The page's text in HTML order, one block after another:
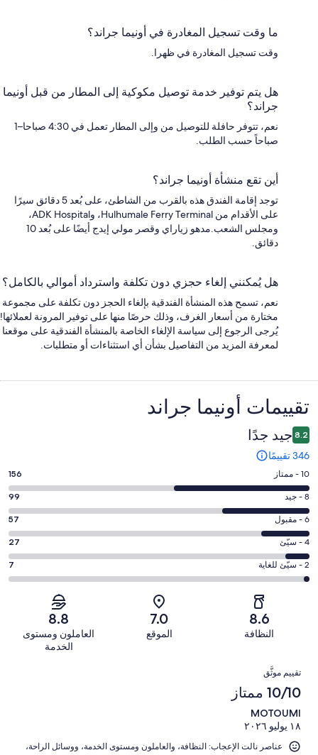
ما وقت تسجيل المغادرة في أونيما جراند؟
وقت تسجيل المغادرة في ظهرا.
هل يتم توفير خدمة توصيل مكوكية إلى المطار من قبل أونيما
جراند؟
نعم، تتوفر حافلة للتوصيل من وإلى المطار تعمل في 4:30 صباحا–1
صباحاً حسب الطلب.
أين تقع منشأة أونيما جراند؟
توجد إقامة الفندق هذه بالقرب من الشاطئ، على بُعد 5 دقائق سيرًا
على الأقدام من Hulhumale Ferry Terminal، وADK Hospital،
ومجلس الشعب.مدهو زياراي وقصر مولي إيدج أيضًا على بُعد 10
دقائق.
هل يُمكنني إلغاء حجزي دون تكلفة واسترداد أموالي بالكامل؟
نعم، تسمح هذه المنشأة الفندقية بإلغاء الحجز دون تكلفة على مجموعة
مختارة من أسعار الغرف، وذلك حرصًا منها على توفير المرونة لعملائها!
يُرجى الرجوع إلى سياسة الإلغاء الخاصة بالمنشأة الفندقية على موقعنا
لمعرفة المزيد من التفاصيل بشأن أي استثناءات أو متطلبات.
التقييمات
تقييمات ⁦أونيما جراند⁩
8.2 جيد جدًا
346 تقييمًا
درجة
التصنيف
10
-
ممتاز.
156
من
أصل
10 - ممتاز 156
درجة
التصنيف
8
-
جيد.
99
8 - جيد 99
درجة
التصنيف
6
-
مقبول.
تقييمات
النزلاء
6 - مقبول 57
درجة
التصنيف
4
من
تقييمات
النزلاء
4 - سيّئ 27
درجة
التصنيف
من
أصل
346
من
تقييمات
النزلاء
2 - سيّئ للغاية 7
8.6
النظافة
7.0
الموقع
8.8
العاملون ومستوى
الخدمة
التقييمات
تقييم موثَّق
10/10 ممتاز
MOTOUMI
١٨ يوليو ٢٠٢٦
عناصر نالت الإعجاب: ⁦النظافة⁩، و⁦العاملون ومستوى الخدمة⁩، و⁦وسائل الراحة⁩،